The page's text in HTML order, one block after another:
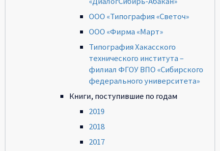
ООО «Типография «Светоч»
ООО «Фирма «Март»
Типография Хакасского
технического института –
филиал ФГОУ ВПО «Сибирского
федерального университета»
Книги, поступившие по годам
2019
2018
2017